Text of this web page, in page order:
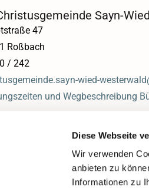
Diese Webseite
Wir verwenden
anbieten zu
Informationen zu
Sayn-
47
Roßbach
/ 242
wied-
und Wegbeschreibung